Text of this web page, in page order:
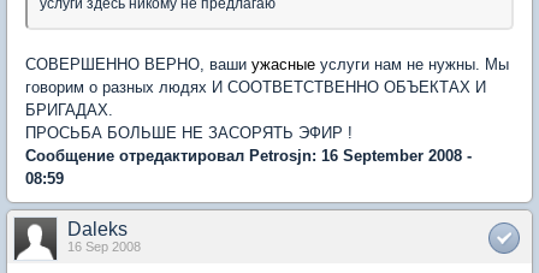
услуги здесь никому не предлагаю
СОВЕРШЕННО ВЕРНО, ваши ужасные услуги нам не нужны. Мы
говорим о разных людях И СООТВЕТСТВЕННО ОБЪЕКТАХ И
БРИГАДАХ.
ПРОСЬБА БОЛЬШЕ НЕ ЗАСОРЯТЬ ЭФИР !
Сообщение отредактировал Petrosjn: 16 September 2008 -
08:59
Daleks
16 Sep 2008